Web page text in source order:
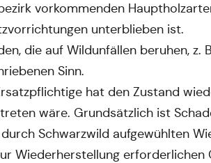
vorkommenden
unterblieben ist.
die auf Wildunfällen beruhen, z.
Sinn.
hat den Zustand
wäre. Grundsätzlich ist
Schwarzwild aufgewühlten
Wiederherstellung